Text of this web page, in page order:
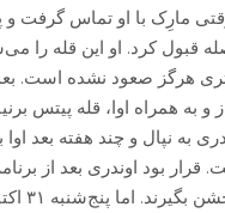
مارِک با او تماس گرفت و
قبول کرد. او این قله
این کوه ۷هزارمتری هرگز صعود نشده
به همراه اوا، قله پیتس
نپال و چند هفته بعد اوا
بود اوندری بعد از